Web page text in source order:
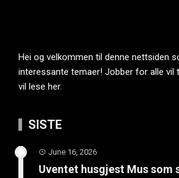
Hei og velkommen til denne nettsiden
interessante temaer! Jobber for alle vil
vil lese her.
SISTE
June 16, 2026
Uventet husgjest Mus som